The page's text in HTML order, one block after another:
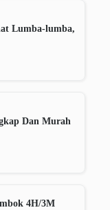
Lumba-lumba,
Dan Murah
4H/3M